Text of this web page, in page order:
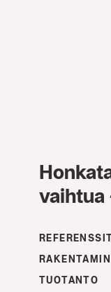
vaihtua
TUOTANTO